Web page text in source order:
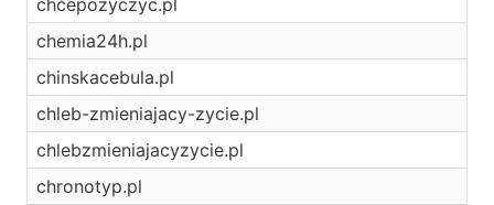
chcepozyczyc.pl
chemia24h.pl
chinskacebula.pl
chleb-zmieniajacy-zycie.pl
chlebzmieniajacyzycie.pl
chronotyp.pl